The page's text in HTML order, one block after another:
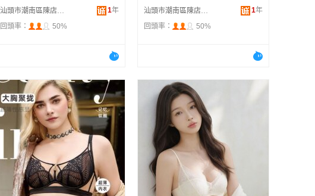
汕頭市潮南區陳店安多百貨商行
1年
回頭率：
50%
汕頭市潮南區陳店安多百貨商行
1年
回頭率：
50%